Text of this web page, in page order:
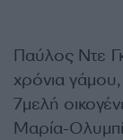
Παύλος Ντε
χρόνια
7μελή
Μαρία-